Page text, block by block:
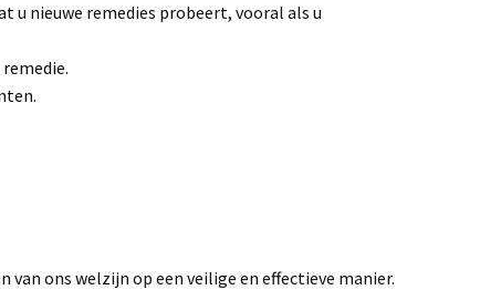
u nieuwe remedies probeert, vooral als u
ons welzijn op een veilige en effectieve manier.